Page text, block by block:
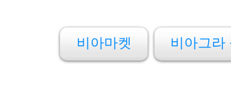
비아마켓 비아그라